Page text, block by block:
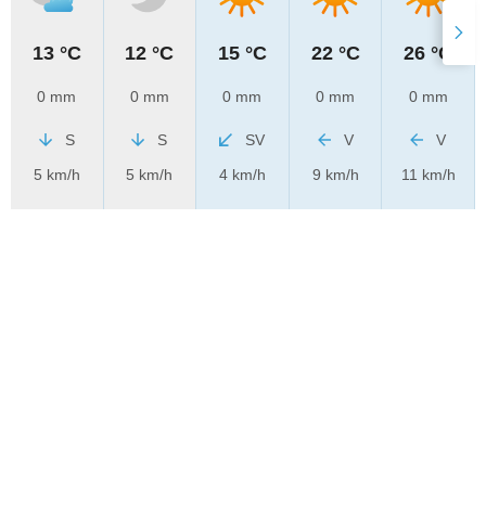
13 °C
0 mm
S
5 km/h
12 °C
0 mm
S
5 km/h
15 °C
0 mm
SV
4 km/h
22 °C
0 mm
V
9 km/h
26 °C
0 mm
V
11 km/h